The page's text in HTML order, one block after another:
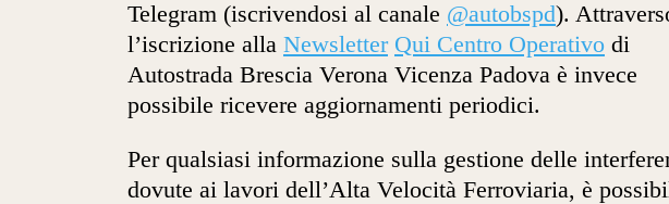
Telegram (iscrivendosi al canale @autobspd).
l’iscrizione alla Newsletter Qui Centro Operativo di
Autostrada Brescia Verona Vicenza Padova è invece
possibile ricevere aggiornamenti periodici.
Per qualsiasi informazione sulla gestione delle
dovute ai lavori dell’Alta Velocità Ferroviaria, è